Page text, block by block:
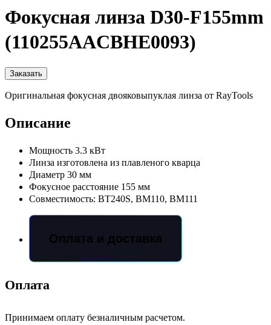
Фокусная линза D30-F155mm
(110255AACBHE0093)
Заказать
Оригинальная фокусная двояковыпуклая линза от RayTools
Описание
Мощность 3.3 кВт
Линза изготовлена из плавленого кварца
Диаметр 30 мм
Фокусное расстояние 155 мм
Совместимость: BT240S, BM110, BM111
Оплата и доставка
Оплата
Принимаем оплату безналичным расчетом.